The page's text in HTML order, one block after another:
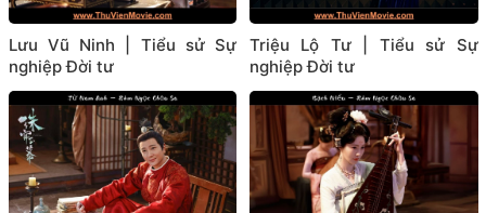
Lưu Vũ Ninh | Tiểu sử Sự
nghiệp Đời tư
Triệu Lộ Tư | Tiểu sử Sự
nghiệp Đời tư